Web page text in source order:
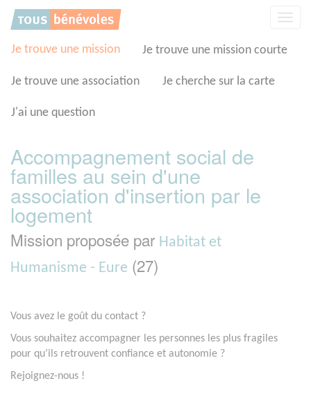
Je trouve une mission Je trouve une mission courte
Je trouve une association Je cherche sur la carte
J'ai une question
Accompagnement social de
familles au sein d'une
association d'insertion par le
logement
Mission proposée par Habitat et
Humanisme - Eure (27)
Vous avez le goût du contact ?
Vous souhaitez accompagner les personnes les plus fragiles
pour qu’ils retrouvent confiance et autonomie ?
Rejoignez-nous !
Panneau de gestion des cookies